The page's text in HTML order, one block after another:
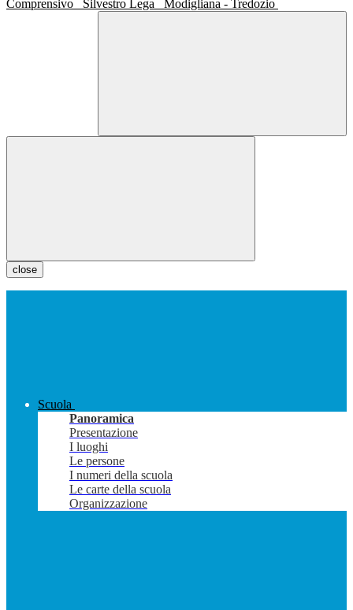
Comprensivo
Silvestro Lega Modigliana - Tredozio
close
Scuola
Panoramica
Presentazione
I luoghi
Le persone
I numeri della scuola
Le carte della scuola
Organizzazione